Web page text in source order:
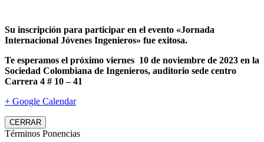
Su inscripción para participar en el evento «Jornada
Internacional Jóvenes Ingenieros» fue exitosa.
Te esperamos el próximo viernes 10 de noviembre de 2023 en la
Sociedad Colombiana de Ingenieros, auditorio sede centro
Carrera 4 # 10 – 41
+ Google Calendar
CERRAR
Términos Ponencias